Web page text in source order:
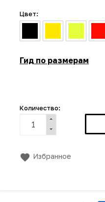
Цвет:
Гид по размерам
Количество:
Избранное